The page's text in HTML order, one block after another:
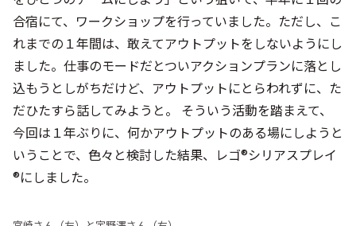
合宿にて、ワークショップを行っていました。ただし、こ
れまでの１年間は、敢えてアウトプットをしないようにし
ました。仕事のモードだとついアクションプランに落とし
込もうとしがちだけど、アウトプットにとらわれずに、た
だひたすら話してみようと。 そういう活動を踏まえて、
今回は１年ぶりに、何かアウトプットのある場にしようと
いうことで、色々と検討した結果、レゴ®シリアスプレイ
®にしました。